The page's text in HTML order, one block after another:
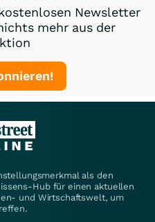
Newsletter
mehr aus der
als den
Hub für einen aktuellen
und Wirtschaftswelt, um